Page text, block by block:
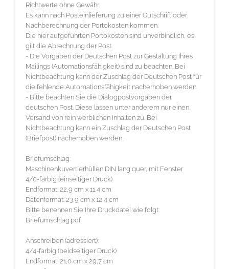
4/4-farbig (beidseitiger Druck)
Endformat: 29,7 cm x 21,0 cm
gefalztes Endformat: 10,0 cm x 21,0 cm
Datenformat: 30,3 cm x 21,6 cm
Bitte benennen Sie Ihre Druckdatei wie folgt: Beileger.pdf
Richtwerte ohne Gewähr.
Es kann nach Posteinlieferung zu einer Gutschrift oder
Nachberechnung der Portokosten kommen.
Die hier aufgeführten Portokosten sind unverbindlich, es
gilt die Abrechnung der Post.
- Die Vorgaben der Deutschen Post zur Gestaltung Ihres
Mailings (Automationsfähigkeit) sind zu beachten. Bei
Nichtbeachtung kann der Zuschlag der Deutschen Post für
die fehlende Automationsfähigkeit nacherhoben werden.
- Bitte beachten Sie die Dialogpostvorgaben der
deutschen Post. Diese lassen unter anderem nur einen
Versand von rein werblichen Inhalten zu. Bei
Nichtbeachtung kann ein Zuschlag der Deutschen Post
(Briefpost) nacherhoben werden.
Briefumschlag:
Maschinenkuvertierhüllen DIN lang quer, mit Fenster
4/0-farbig (einseitiger Druck)
Endformat: 22,9 cm x 11,4 cm
Datenformat: 23,9 cm x 12,4 cm
Bitte benennen Sie Ihre Druckdatei wie folgt:
Briefumschlag.pdf
Anschreiben (adressiert):
4/4-farbig (beidseitiger Druck)
Endformat: 21,0 cm x 29,7 cm